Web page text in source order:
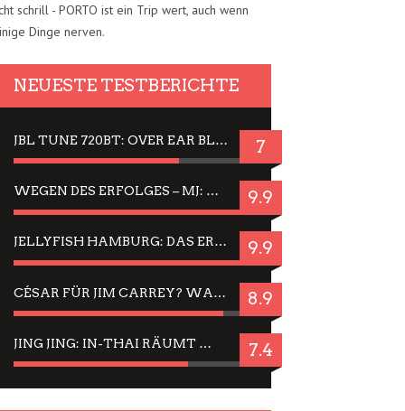
schrill - PORTO ist ein Trip wert, auch wenn
Dinge nerven.
NEUESTE TESTBERICHTE
JBL TUNE 720BT: OVER EAR BLUETOOTH KOPFHÖRER UM DIE 50,-€ IM DAUER-TEST 7
WEGEN DES ERFOLGES – MJ: MICHAEL JACKSON MUSICAL IN EINER MATINEE SEHEN 9.9
JELLYFISH HAMBURG: DAS ERFOLGREICHE SOMMER-MENÜ 2025 IN GEFÜHLEN UND BILDERN 9.9
CÉSAR FÜR JIM CARREY? WARUM DAS EINER DER NERVIGSTEN ACTORS IST UND BLEIBT 8.9
JING JING: IN-THAI RÄUMT WIEDER TITEL AB – EIN ZWEI-STUNDEN-ERLEBNISBERICHT 7.4